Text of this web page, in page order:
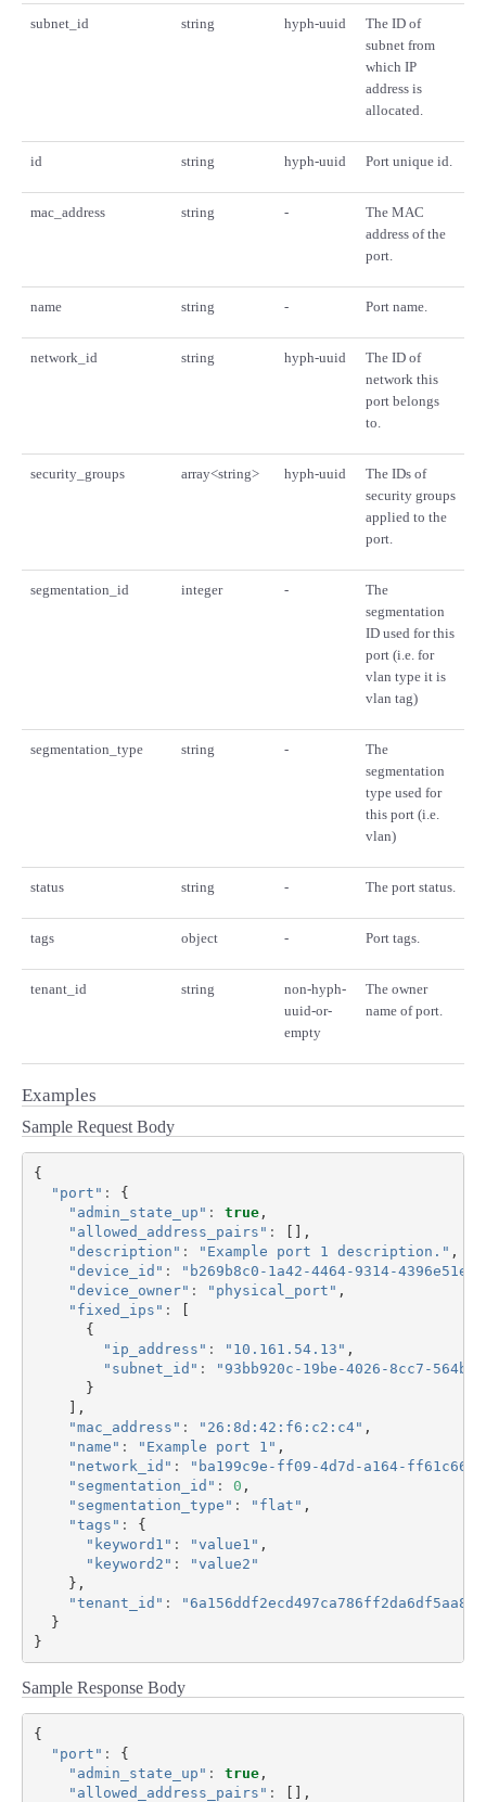
subnet_id string hyph-uuid
The ID of
subnet from
which IP
address is
allocated.
id string hyph-uuid Port unique id.
mac_address string -
The MAC
address of the
port.
name string - Port name.
network_id string hyph-uuid
The ID of
network this
port belongs
to.
security_groups array<string> hyph-uuid
The IDs of
security groups
applied to the
port.
segmentation_id integer -
The
segmentation
ID used for this
port (i.e. for
vlan type it is
vlan tag)
segmentation_type string -
The
segmentation
type used for
this port (i.e.
vlan)
status string - The port status.
tags object - Port tags.
tenant_id string
non-hyph-
uuid-or-
empty
The owner
name of port.
Examples
Sample Request Body
{
"port" :
{
"admin_state_up" : true,
"allowed_address_pairs" :
[],
"description" : "Example port 1 description." ,
"device_id" :
"b269b8c0-1a42-4464-9314-
"device_owner" : "physical_port" ,
"fixed_ips" :
{
"ip_address" : "10.161.54.13" ,
"subnet_id" :
"93bb920c-19be-4026-8cc7-
}
],
"mac_address" : "26:8d:42:f6:c2:c4" ,
"name" : "Example port 1" ,
"network_id" :
"ba199c9e-ff09-4d7d-a164-
"segmentation_id" : 0 ,
"segmentation_type" : "flat" ,
"tags" :
{
"keyword1" : "value1" ,
"keyword2" :
"value2"
},
"tenant_id" :
"6a156ddf2ecd497ca786ff2da6df5aa8"
}
}
Sample Response Body
{
"port" :
{
"admin_state_up" : true,
"allowed_address_pairs" :
[],